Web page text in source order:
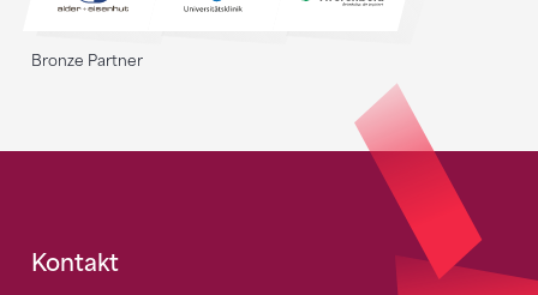
Bronze Partner
Fusszeile
Kontakt